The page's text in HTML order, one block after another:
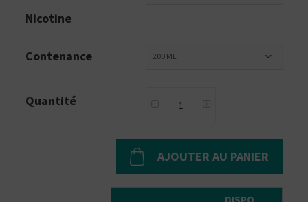
Nicotine
Contenance 200 ML
Quantité
AJOUTER AU PANIER